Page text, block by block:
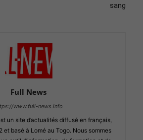
sang
Full News
www.full-news.info
un site d’actualités diffusé en français,
et basé à Lomé au Togo. Nous sommes